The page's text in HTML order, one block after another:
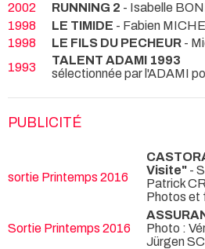
2002
RUNNING 2 - Isabelle
1998
LE TIMIDE - Fabien
1998
LE FILS DU PECHEUR -
1993
TALENT ADAMI 1993
sélectionnée par l'ADAMI
PUBLICITÉ
sortie Printemps 2016
Visite" -
Patrick
Photos et
Sortie Printemps 2016
Photo :
Jürgen